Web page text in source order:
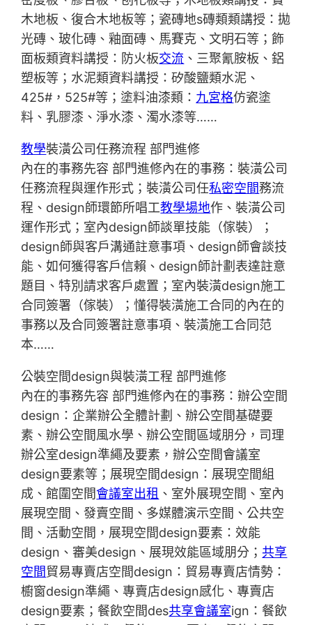
木地板、復合木地板等；瓷磚地s磚類類講授：拋
光磚、玻化磚、釉面磚、馬賽克、文明石等；飾
面板類資料講授：防火板交流 、三聚氰胺板、鋁
塑板等；水泥類資料講授：矽酸鹽類水泥、
425#，525#等；塗料油漆類： 九宮格仿瓷塗
料、乳膠漆、淨水漆、濁水漆等……
教學裝潢公司任務流程 部門進修
內在的事務先容 部門進修內在的事務：裝潢公司
任務流程與運作形式；裝潢公司任私密空間務流
程、design師環節所唱工教學場地作、裝潢公司
運作形式；室內design師談單技能（傢裝）；
design師與客戶溝通註意事項、design師會談技
能、如何獲得客戶信賴、design師計劃表達註意
題目、特別請求客戶處置；室內裝潢design施工
合同簽署（傢裝）；懂得裝潢施工合同的內在的
事務以及合同簽署註意事項、裝潢施工合同范
本……
公裝空間design與裝潢工程 部門進修
內在的事務先容 部門進修內在的事務：辦公空間
design：企業辦公全體計劃、辦公空間基礎要
素、辦公空間風水學、辦公空間區域朋分，司理
辦公室design準繩及要素，辦公空間會議室
design要素等；展現空間design：展現空間組
成、館圍空間會議室出租 、室外展現空間、室內
展現空間、發賣空間、多媒體演示空間、公共空
間、活動空間，展現空間design要素：效能
design、審美design、展現效能區域朋分；共享
空間貿易專賣店空間design：貿易專賣店情勢：
櫥窗design準繩、專賣店design感化、專賣店
design要素；餐飲空間des共享會議室ign：餐飲